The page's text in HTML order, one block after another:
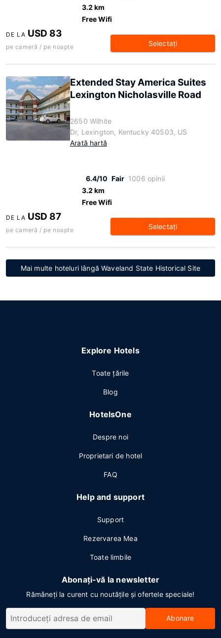
3.2 km
Free Wifi
DE LA USD 83
pe cameră / pe noapte Selectaţi
Extended Stay America Suites
Lexington Nicholasville Road
2650 Wilhite
Dr, Lexington, Kentucky 40503, US
Arată hartă
6.4/10 Fair 1006 opinii
3.2 km
Free Wifi
DE LA USD 87
pe cameră / pe noapte Selectaţi
Mai multe hoteluri lângă Waveland State Historical Site
Explore Hotels
Toate ţările
Blog
HotelsOne
Despre noi
Proprietari de hotel
FAQ
Help and support
Support
Rezervarea Mea
Toate limbile
Abonați-vă la newsletter
Rămâneți la curent cu noutățile și ofertele speciale!
Abonare